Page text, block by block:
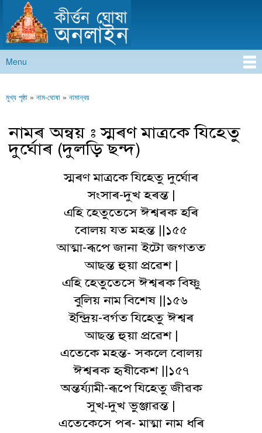
main
content
কীৰ্ত্তন ঘোষা অনলাইন
Main menu
Menu
You are here
মুখ্য পৃষ্ঠা » নাম-ঘোষা » নামান্বয়
নামৰ অন্বয় : স্মৰণ মাত্ৰকে যিহেতু
দুৰ্ঘোৰ (দুলড়ি ছন্দ)
স্মৰণ মাত্ৰকে যিহেতু দুৰ্ঘোৰ
সংসাৰ-দুখ হৰন্ত |
এহি হেতুতেসে ঈশ্বৰক হৰি
বোলয় যত মহন্ত ||১৫৫
আত্মা-ৰূপে জানা ইটো জগতত
আছন্ত হুয়া প্ৰৱেশ |
এহি হেতুতেসে ঈশ্বৰক বিষ্ণু
বুলিয় নাম বিশেষ ||১৫৬
ইন্দ্ৰিয়-বৰ্গত যিহেতু ঈশ্বৰ
আছন্ত হুয়া প্ৰৱেশ |
এতেকে মহন্ত- সকলে বোলয়
ঈশ্বৰক হৃষীকেশ ||১৫৭
অন্তৰ্য্যামী-ৰূপে যিহেতু জীৱক
সুখ-দুখ ভুঞ্জাৱন্ত |
এতেকেসে পৰ- মাত্মা নাম ধৰি